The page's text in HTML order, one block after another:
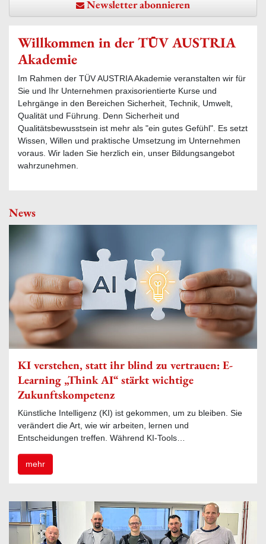
Newsletter abonnieren
Willkommen in der TÜV AUSTRIA
Akademie
Im Rahmen der TÜV AUSTRIA Akademie veranstalten wir für
Sie und Ihr Unternehmen praxisorientierte Kurse und
Lehrgänge in den Bereichen Sicherheit, Technik, Umwelt,
Qualität und Führung. Denn Sicherheit und
Qualitätsbewusstsein ist mehr als "ein gutes Gefühl". Es setzt
Wissen, Willen und praktische Umsetzung im Unternehmen
voraus. Wir laden Sie herzlich ein, unser Bildungsangebot
wahrzunehmen.
News
KI verstehen, statt ihr blind zu vertrauen: E-
Learning „Think AI“ stärkt wichtige
Zukunftskompetenz
Künstliche Intelligenz (KI) ist gekommen, um zu bleiben. Sie
verändert die Art, wie wir arbeiten, lernen und
Entscheidungen treffen. Während KI-Tools…
mehr